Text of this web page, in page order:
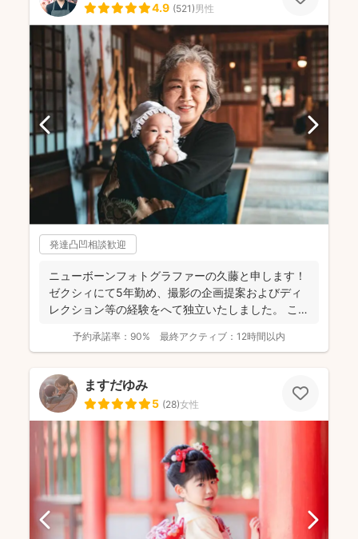
4.9 (521)男性
発達凸凹相談歓迎
ニューボーンフォトグラファーの久藤と申します！
ゼクシィにて5年勤め、撮影の企画提案およびディ
レクション等の経験をへて独立いたしました。 これ
予約承諾率： 90% 最終アクティブ： 12時間以内
ますだゆみ
5 (28)女性